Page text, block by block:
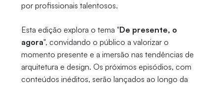
por profissionais talentosos.
Esta edição explora o tema "De presente, o
agora", convidando o público a valorizar o
momento presente e a imersão nas tendências de
arquitetura e design. Os próximos episódios, com
conteúdos inéditos, serão lançados ao longo da